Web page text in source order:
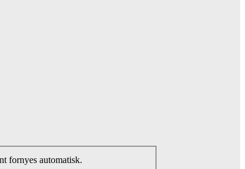
fornyes automatisk.